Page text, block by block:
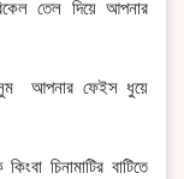
তেল দিয়ে আপনার
আপনার ফেইস ধুয়ে
চিনামাটির বাটিতে